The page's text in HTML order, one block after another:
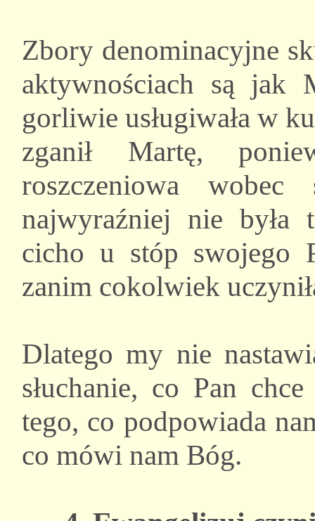
Zbory denominacyjne
aktywnościach są jak
gorliwie usługiwała w
zganił Martę,
roszczeniowa
najwyraźniej nie była
cicho u stóp swojego
zanim cokolwiek
Dlatego my nie
słuchanie, co Pan
tego, co podpowiada
co mówi nam Bóg.